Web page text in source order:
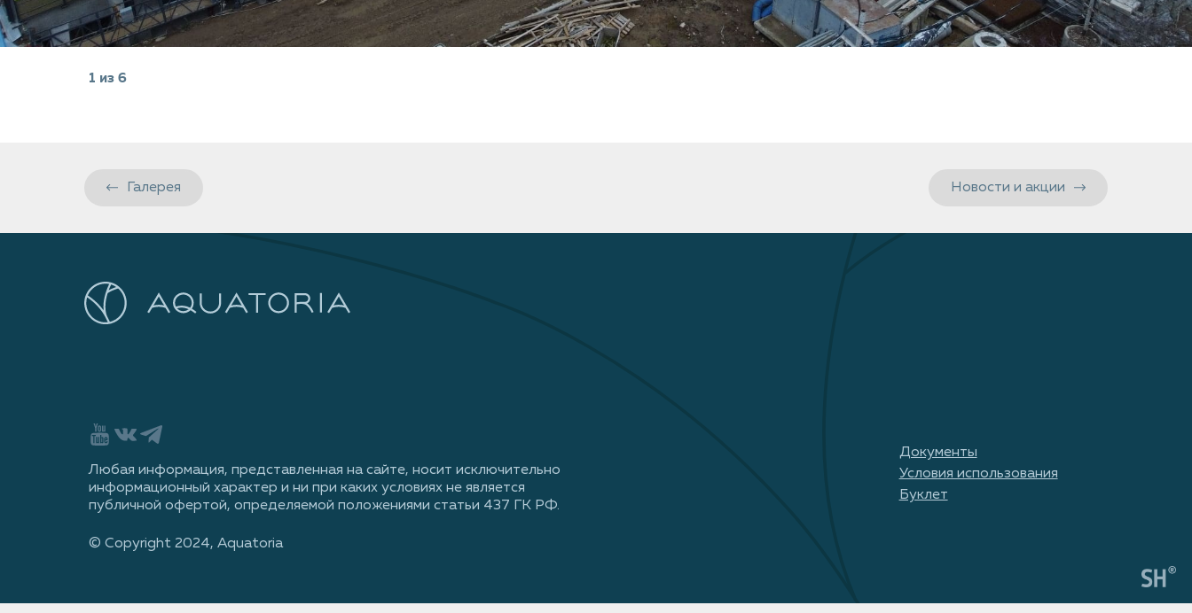
1 из 6
Галерея Новости и акции
Любая информация, представленная на сайте, носит исключительно
информационный характер и ни при каких условиях не является
публичной офертой, определяемой положениями статьи 437 ГК РФ.
© Сopyright 2024, Aquatoria
Документы
Условия использования
Буклет